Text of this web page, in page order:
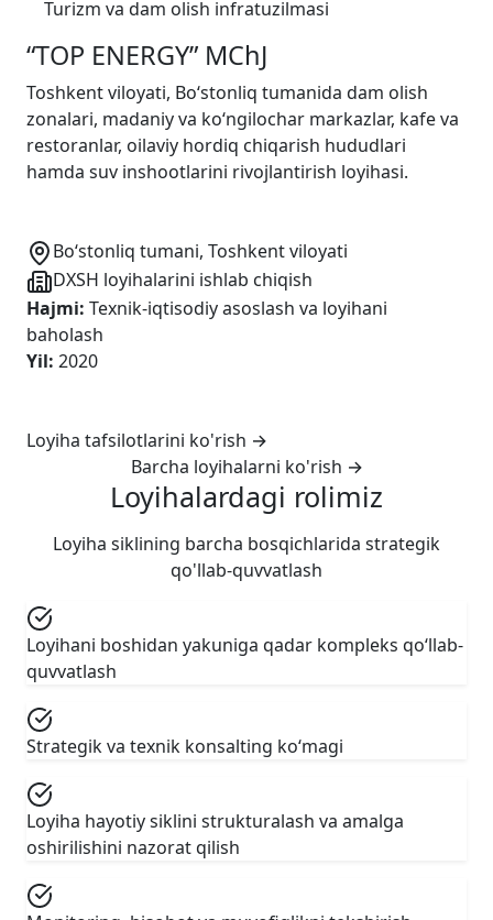
Turizm va dam olish infratuzilmasi
“TOP ENERGY” MChJ
Toshkent viloyati, Bo‘stonliq tumanida dam olish
zonalari, madaniy va ko‘ngilochar markazlar, kafe va
restoranlar, oilaviy hordiq chiqarish hududlari
hamda suv inshootlarini rivojlantirish loyihasi.
Bo‘stonliq tumani, Toshkent viloyati
DXSH loyihalarini ishlab chiqish
Hajmi: Texnik-iqtisodiy asoslash va loyihani
baholash
Yil: 2020
Loyiha tafsilotlarini ko'rish →
Barcha loyihalarni ko'rish →
Loyihalardagi rolimiz
Loyiha siklining barcha bosqichlarida strategik
qo'llab-quvvatlash
Loyihani boshidan yakuniga qadar kompleks qo‘llab-
quvvatlash
Strategik va texnik konsalting ko‘magi
Loyiha hayotiy siklini strukturalash va amalga
oshirilishini nazorat qilish